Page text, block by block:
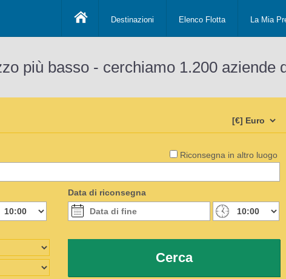
Destinazioni Elenco Flotta La Mia
più basso - cerchiamo 1.200 aziende
Riconsegna in altro luogo
Data di riconsegna
Cerca